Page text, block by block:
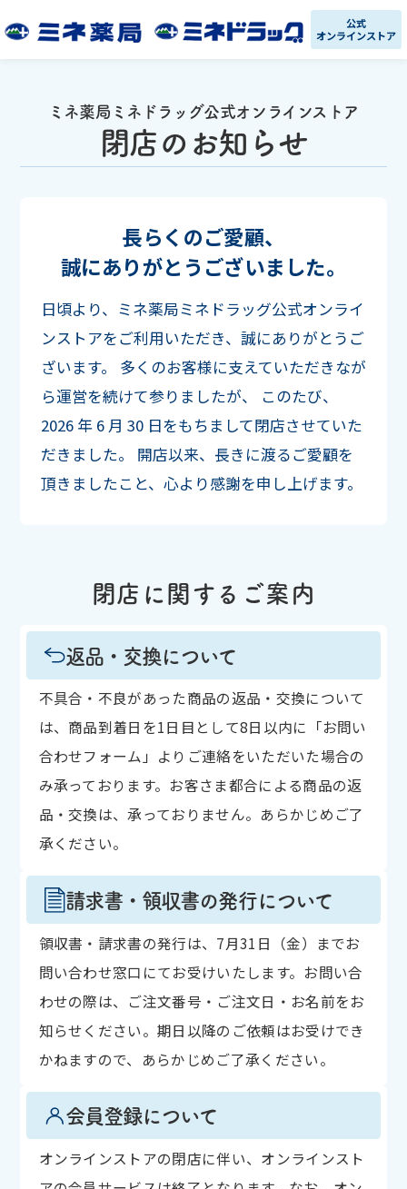
公式
オンラインストア
ミネ薬局ミネドラッグ公式オンラインストア
閉店のお知らせ
長らくのご愛顧、
誠にありがとうございました。
日頃より、ミネ薬局ミネドラッグ公式オンライ
ンストアをご利用いただき、誠にありがとうご
ざいます。
多くのお客様に支えていただきなが
ら運営を続けて参りましたが、
このたび、
2026 年 6 月 30 日をもちまして閉店させていた
だきました。
開店以来、長きに渡るご愛顧を
頂きましたこと、心より感謝を申し上げます。
閉店に関するご案内
返品・交換について
不具合・不良があった商品の返品・交換について
は、商品到着日を1日目として8日以内に「お問い
合わせフォーム」よりご連絡をいただいた場合の
み承っております。お客さま都合による商品の返
品・交換は、承っておりません。あらかじめご了
承ください。
請求書・領収書の発行について
領収書・請求書の発行は、7月31日（金）までお
問い合わせ窓口にてお受けいたします。お問い合
わせの際は、ご注文番号・ご注文日・お名前をお
知らせください。期日以降のご依頼はお受けでき
かねますので、あらかじめご了承ください。
会員登録について
オンラインストアの閉店に伴い、オンラインスト